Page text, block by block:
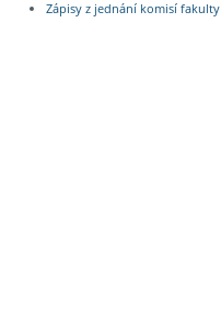
Zápisy z jednání komisí fakulty